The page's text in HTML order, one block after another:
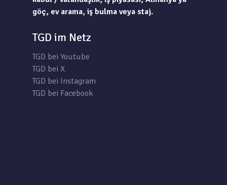
göç, ev arama, iş bulma veya staj.
TGD im Netz
TGD bei Youtube
TGD bei X
TGD bei Instagram
TGD bei Facebook